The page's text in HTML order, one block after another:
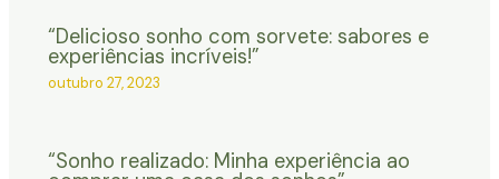
“Delicioso sonho com sorvete: sabores e
experiências incríveis!”
outubro 27, 2023
“Sonho realizado: Minha experiência ao